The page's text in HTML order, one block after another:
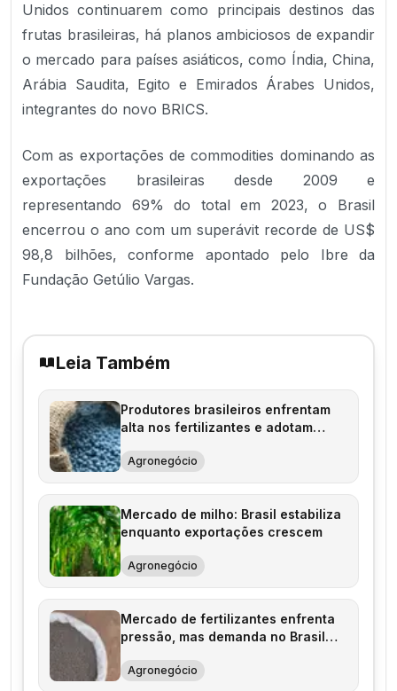
Unidos continuarem como principais destinos das
frutas brasileiras, há planos ambiciosos de expandir
o mercado para países asiáticos, como Índia, China,
Arábia Saudita, Egito e Emirados Árabes Unidos,
integrantes do novo BRICS.
Com as exportações de commodities dominando as
exportações brasileiras desde 2009 e
representando 69% do total em 2023, o Brasil
encerrou o ano com um superávit recorde de US$
98,8 bilhões, conforme apontado pelo Ibre da
Fundação Getúlio Vargas.
Leia Também
Produtores brasileiros enfrentam
alta nos fertilizantes e adotam
Agronegócio
Mercado de milho: Brasil estabiliza
enquanto exportações crescem
Agronegócio
Mercado de fertilizantes enfrenta
pressão, mas demanda no Brasil
Agronegócio